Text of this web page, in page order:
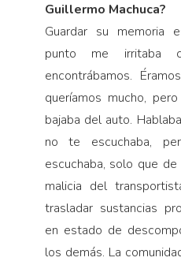
Guillermo Machuca?
Guardar su memoria
punto me irritaba
encontrábamos.
queríamos mucho,
bajaba del auto.
no te escuchaba,
escuchaba, solo que
malicia del
trasladar sustancias
en estado de
los demás. La